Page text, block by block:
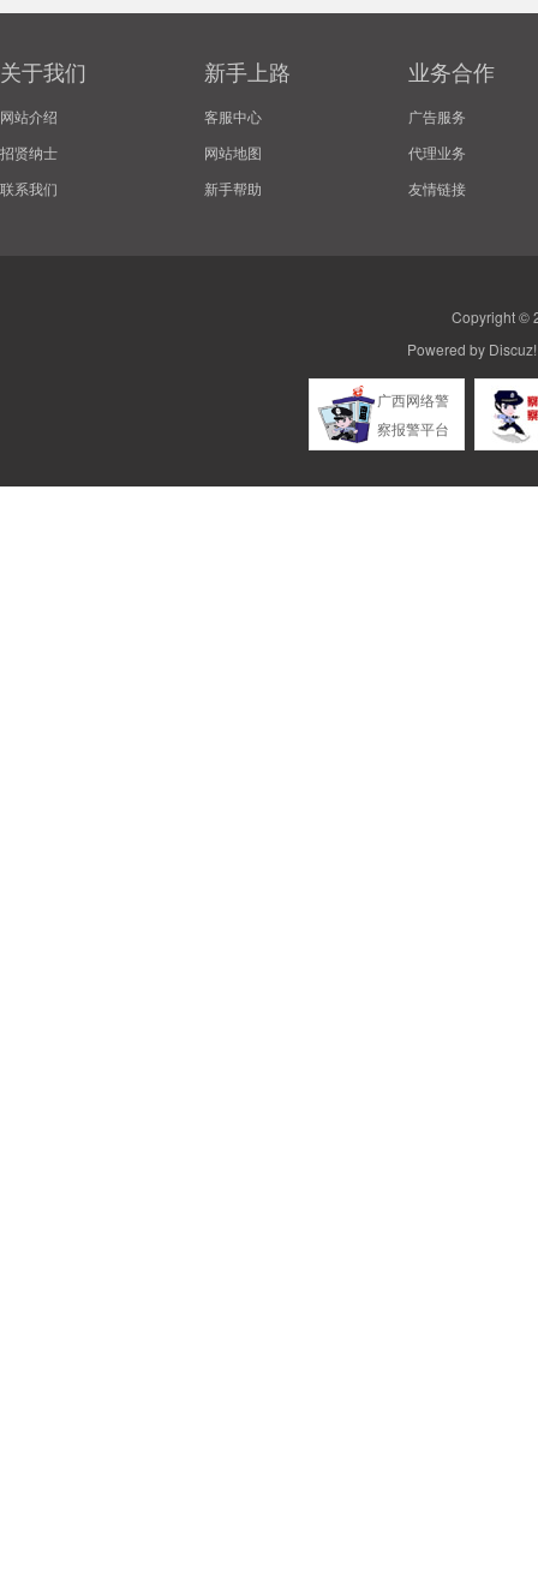
关于我们
网站介绍
招贤纳士
联系我们
新手上路
客服中心
网站地图
新手帮助
业务合作
广告服务
代理业务
友情链接
Copyright ©
Powered by Discuz!
广西网络警
察报警平台